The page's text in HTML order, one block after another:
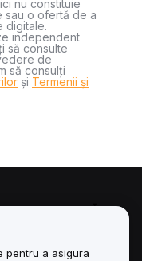
nu constituie
sau o ofertă de a
digitale.
independent
să consulte
de
să consulți
și Termenii și
pentru a asigura